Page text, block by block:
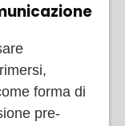
forma di
pre-